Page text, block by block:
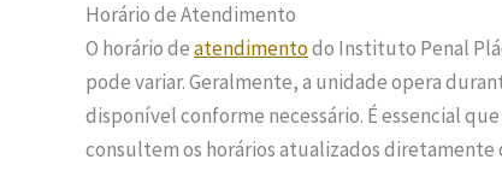
Horário de Atendimento
O horário deatendimentodo Instituto Penal
pode variar. Geralmente, a unidade opera
disponível conforme necessário. É essencial
consultem os horários atualizados